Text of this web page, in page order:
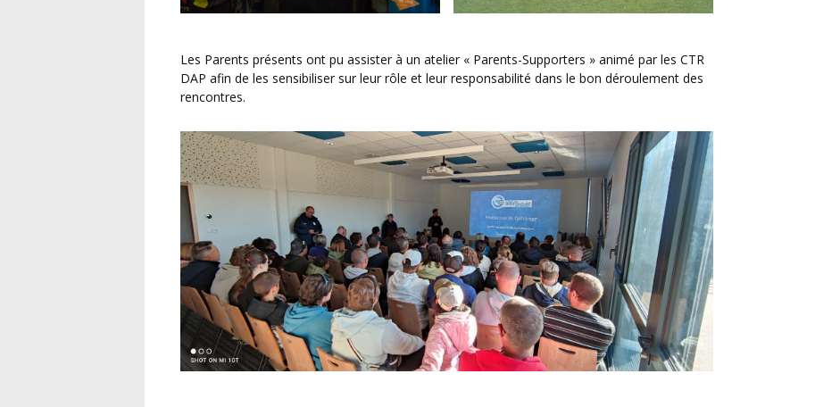
Les Parents présents ont pu assister à un atelier « Parents-Supporters » animé par les CTR
DAP afin de les sensibiliser sur leur rôle et leur responsabilité dans le bon déroulement des
rencontres.